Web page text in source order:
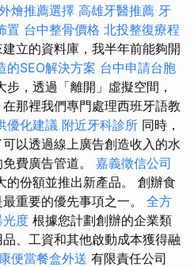
燴推薦選擇 高雄牙醫推薦 牙
置 台中整骨價格 北投整復療程
立的資料庫，我半年前能夠開
的SEO解決方案 台中申請台胞
，透過「離開」虛擬空間，
那裡我們專門處理西班牙語教
優化建議 附近牙科診所 同時，
以透過線上廣告創造收入的水
費廣告管道。 嘉義徵信公司
的份額並推出新產品。 創辦食
重要的優先事項之一。 全方
光度 根據您計劃創辦的企業類
、工資和其他啟動成本獲得融
便當餐盒外送 有限責任公司